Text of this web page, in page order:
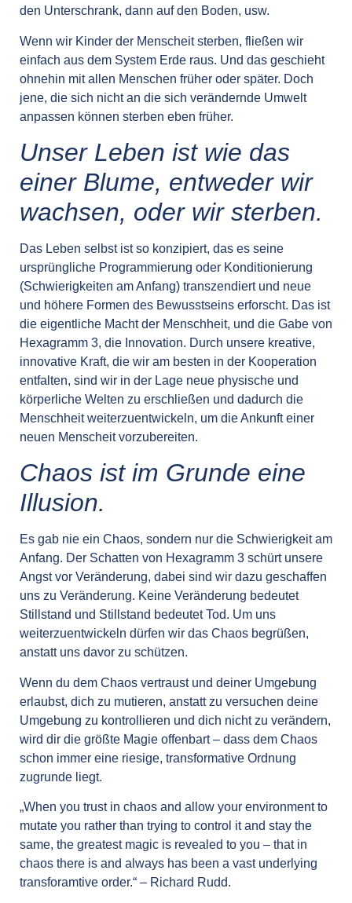
den Unterschrank, dann auf den Boden, usw.
Wenn wir Kinder der Menscheit sterben, fließen wir
einfach aus dem System Erde raus. Und das geschieht
ohnehin mit allen Menschen früher oder später. Doch
jene, die sich nicht an die sich verändernde Umwelt
anpassen können sterben eben früher.
Unser Leben ist wie das
einer Blume, entweder wir
wachsen, oder wir sterben.
Das Leben selbst ist so konzipiert, das es seine
ursprüngliche Programmierung oder Konditionierung
(Schwierigkeiten am Anfang) transzendiert und neue
und höhere Formen des Bewusstseins erforscht. Das ist
die eigentliche Macht der Menschheit, und die Gabe von
Hexagramm 3, die Innovation. Durch unsere kreative,
innovative Kraft, die wir am besten in der Kooperation
entfalten, sind wir in der Lage neue physische und
körperliche Welten zu erschließen und dadurch die
Menschheit weiterzuentwickeln, um die Ankunft einer
neuen Menscheit vorzubereiten.
Chaos ist im Grunde eine
Illusion.
Es gab nie ein Chaos, sondern nur die Schwierigkeit am
Anfang. Der Schatten von Hexagramm 3 schürt unsere
Angst vor Veränderung, dabei sind wir dazu geschaffen
uns zu Veränderung. Keine Veränderung bedeutet
Stillstand und Stillstand bedeutet Tod. Um uns
weiterzuentwickeln dürfen wir das Chaos begrüßen,
anstatt uns davor zu schützen.
Wenn du dem Chaos vertraust und deiner Umgebung
erlaubst, dich zu mutieren, anstatt zu versuchen deine
Umgebung zu kontrollieren und dich nicht zu verändern,
wird dir die größte Magie offenbart – dass dem Chaos
schon immer eine riesige, transformative Ordnung
zugrunde liegt.
„When you trust in chaos and allow your environment to
mutate you rather than trying to control it and stay the
same, the greatest magic is revealed to you – that in
chaos there is and always has been a vast underlying
transforamtive order.“ – Richard Rudd.